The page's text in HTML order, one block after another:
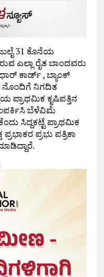
31 ಕೊನೆಯ
ಎಲ್ಲಾ ರೈತ ಬಾಂದವರು
ಕಾರ್ಡ್ , ಬ್ಯಾಂಕ್
ನೊಂದಿಗೆ ನಿಗದಿತ
ಪ್ರಾಥಮಿಕ ಕೃಷಿಪತ್ತಿನ
ಬೆಳೆವಿಮೆ
ಸಿದ್ದಕಟ್ಟೆ ಪ್ರಾಥಮಿಕ
ಪ್ರಭು ಪತ್ರಿಕಾ